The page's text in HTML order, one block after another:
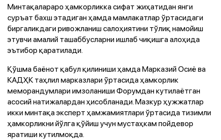
Минтақалараро ҳамкорликка сифат жиҳатидан янги
суръат бахш этадиган ҳамда мамлакатлар ўртасидаги
биргаликдаги ривожланиш салоҳиятини тўлиқ намойиш
этувчи амалий ташаббусларни ишлаб чиқишга алоҳида
эътибор қаратилади.
Қўшма баёнот қабул қилиниши ҳамда Марказий Осиё ва
КАДҲК таҳлил марказлари ўртасида ҳамкорлик
меморандумлари имзоланиши Форумдан кутилаётган
асосий натижалардан ҳисобланади. Мазкур ҳужжатлар
икки минтақа эксперт ҳамжамиятлари ўртасида тизимли
ҳамкорликни йўлга қўйиш учун мустаҳкам пойдевор
яратиши кутилмоқда.